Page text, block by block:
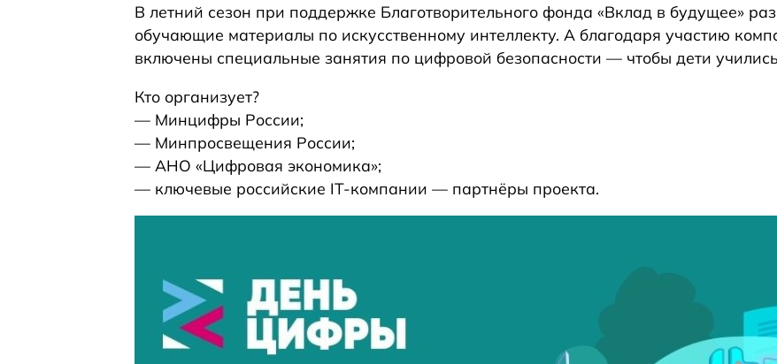
В летний сезон при поддержке Благотворительного фонда «Вклад в будущее»
обучающие материалы по искусственному интеллекту. А благодаря участию
включены специальные занятия по цифровой безопасности — чтобы дети
Кто организует?
— Минцифры России;
— Минпросвещения России;
— АНО «Цифровая экономика»;
— ключевые российские IT‑компании — партнёры проекта.